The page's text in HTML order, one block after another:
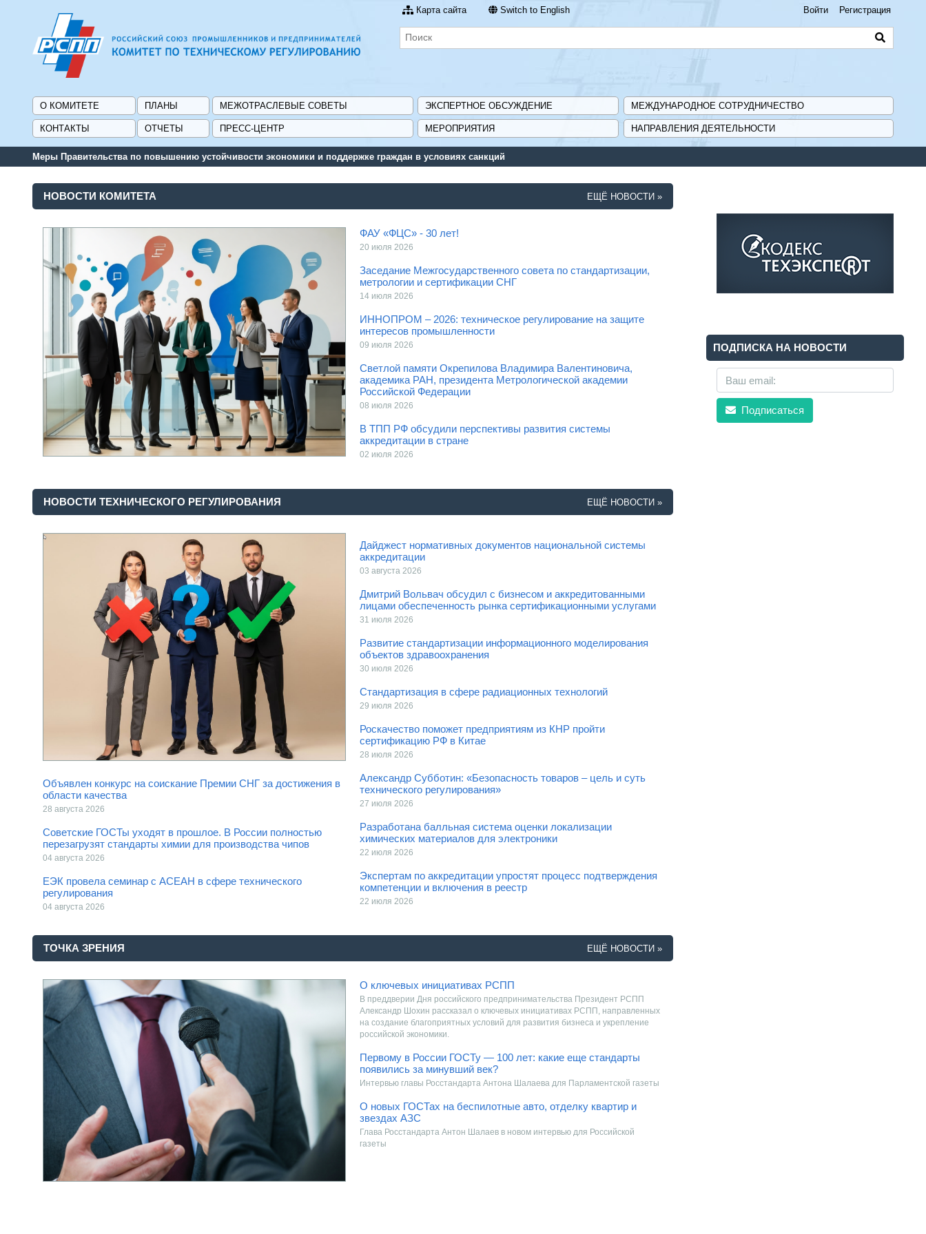
Карта сайта Switch to English Войти Регистрация
О КОМИТЕТЕ ПЛАНЫ МЕЖОТРАСЛЕВЫЕ СОВЕТЫ ЭКСПЕРТНОЕ ОБСУЖДЕНИЕ МЕЖДУНАРОДНОЕ СОТРУДНИЧЕСТВО
КОНТАКТЫ ОТЧЕТЫ ПРЕСС-ЦЕНТР МЕРОПРИЯТИЯ НАПРАВЛЕНИЯ ДЕЯТЕЛЬНОСТИ
Сервис поиска и подбора субсидий и мер государственной поддержки для предприятий - «Навигатор мер поддержки ГИСП».
ЕЩЁ НОВОСТИ »
НОВОСТИ КОМИТЕТА
ФАУ «ФЦС» - 30 лет!
20 июля 2026
Заседание Межгосударственного совета по стандартизации,
метрологии и сертификации СНГ
14 июля 2026
ИННОПРОМ – 2026: техническое регулирование на защите
интересов промышленности
09 июля 2026
Светлой памяти Окрепилова Владимира Валентиновича,
академика РАН, президента Метрологической академии
Российской Федерации
08 июля 2026
В ТПП РФ обсудили перспективы развития системы
аккредитации в стране
02 июля 2026
ЕЩЁ НОВОСТИ »
НОВОСТИ ТЕХНИЧЕСКОГО РЕГУЛИРОВАНИЯ
Объявлен конкурс на соискание Премии СНГ за достижения в
области качества
28 августа 2026
Советские ГОСТы уходят в прошлое. В России полностью
перезагрузят стандарты химии для производства чипов
04 августа 2026
ЕЭК провела семинар с АСЕАН в сфере технического
регулирования
04 августа 2026
Дайджест нормативных документов национальной системы
аккредитации
03 августа 2026
Дмитрий Вольвач обсудил с бизнесом и аккредитованными
лицами обеспеченность рынка сертификационными услугами
31 июля 2026
Развитие стандартизации информационного моделирования
объектов здравоохранения
30 июля 2026
Стандартизация в сфере радиационных технологий
29 июля 2026
Роскачество поможет предприятиям из КНР пройти
сертификацию РФ в Китае
28 июля 2026
Александр Субботин: «Безопасность товаров – цель и суть
технического регулирования»
27 июля 2026
Разработана балльная система оценки локализации
химических материалов для электроники
22 июля 2026
Экспертам по аккредитации упростят процесс подтверждения
компетенции и включения в реестр
22 июля 2026
ЕЩЁ НОВОСТИ »
ТОЧКА ЗРЕНИЯ
О ключевых инициативах РСПП
В преддверии Дня российского предпринимательства Президент РСПП
Александр Шохин рассказал о ключевых инициативах РСПП, направленных
на создание благоприятных условий для развития бизнеса и укрепление
российской экономики.
Первому в России ГОСТу — 100 лет: какие еще стандарты
появились за минувший век?
Интервью главы Росстандарта Антона Шалаева для Парламентской газеты
О новых ГОСТах на беспилотные авто, отделку квартир и
звездах АЗС
Глава Росстандарта Антон Шалаев в новом интервью для Российской
газеты
ПОДПИСКА НА НОВОСТИ
Подписаться